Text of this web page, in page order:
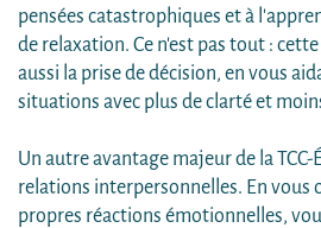
pensées catastrophiques et à
de relaxation. Ce n'est pas tout :
aussi la prise de décision, en vous
situations avec plus de clarté et
Un autre avantage majeur de la TCC-
relations interpersonnelles. En vous
propres réactions émotionnelles,